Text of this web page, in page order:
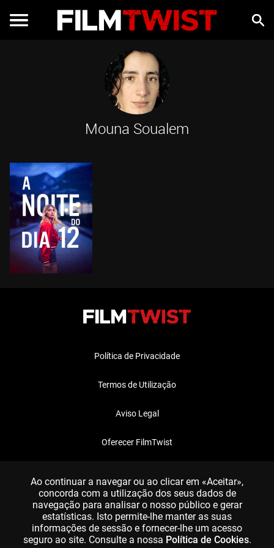
Mouna Soualem
Política de Privacidade
Termos de Utilização
Aviso Legal
Oferecer FilmTwist
Ao continuar a navegar ou ao clicar em «Aceitar»,
concorda com a utilização dos seus dados de
navegação para analisar o nosso público e gerar
estatísticas. Isto permite-lhe manter as suas
informações de sessão e fornecer-lhe um acesso
seguro ao site. Consulte a nossa Política de Cookies.